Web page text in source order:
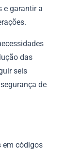
e garantir a
das
seis
de
em códigos